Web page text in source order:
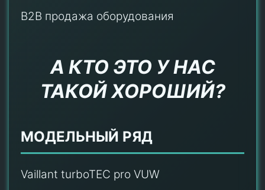
B2B продажа оборудования
А КТО ЭТО У НАС
ТАКОЙ ХОРОШИЙ?
МОДЕЛЬНЫЙ РЯД
Vaillant turboTEC pro VUW